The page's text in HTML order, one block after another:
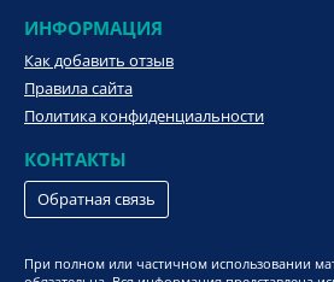
ИНФОРМАЦИЯ
Как добавить отзыв
Правила сайта
Политика конфиденциальности
КОНТАКТЫ
Обратная связь
При полном или частичном использовании